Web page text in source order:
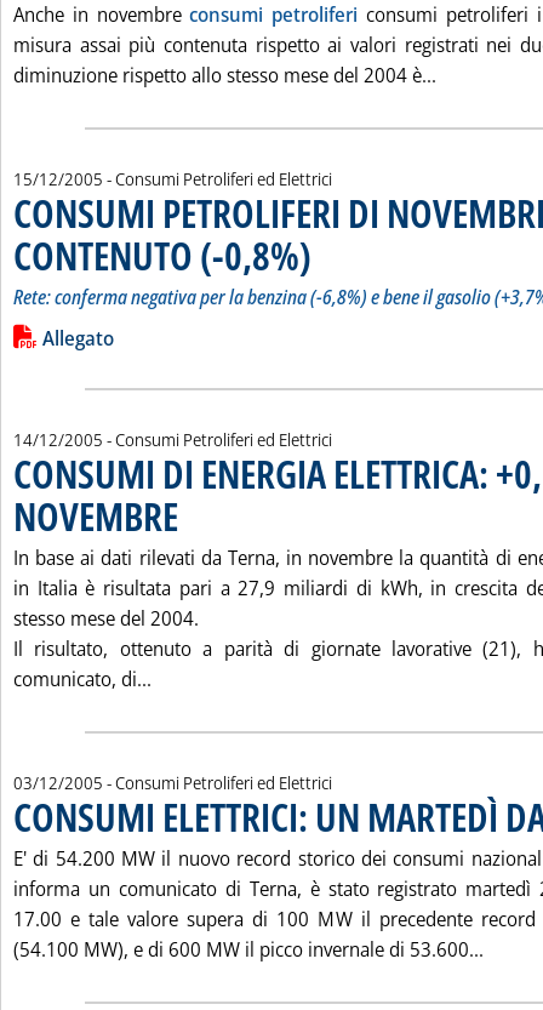
Anche in novembreconsumi petroliferi consumi petroliferi
misura assai più contenuta rispetto ai valori registrati nei
diminuzione rispetto allo stesso mese del 2004 è...
15/12/2005 - Consumi Petroliferi ed Elettrici
CONSUMI PETROLIFERI DI
CONTENUTO (-0,8%)
Rete: conferma negativa per la benzina (-6,8%) e bene il gasolio
Leggi tutta la notizia: 'CONSUMI PETROLIFERI DI
Lista allegati PDF alla notizia
Allegato
14/12/2005 - Consumi Petroliferi ed Elettrici
CONSUMI DI ENERGIA ELETTRICA:
NOVEMBRE
In base ai dati rilevati da Terna, in novembre la quantità di
in Italia è risultata pari a 27,9 miliardi di kWh, in crescita
stesso mese del 2004.
Il risultato, ottenuto a parità di giornate lavorative (21),
comunicato, di...
03/12/2005 - Consumi Petroliferi ed Elettrici
CONSUMI ELETTRICI: UN MARTEDÌ
E' di 54.200 MW il nuovo record storico dei consumi
informa un comunicato di Terna, è stato registrato martedì
17.00 e tale valore supera di 100 MW il precedente
(54.100 MW), e di 600 MW il picco invernale di 53.600...